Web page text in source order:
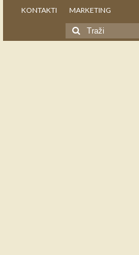
KONTAKTI MARKETING
Search
for: